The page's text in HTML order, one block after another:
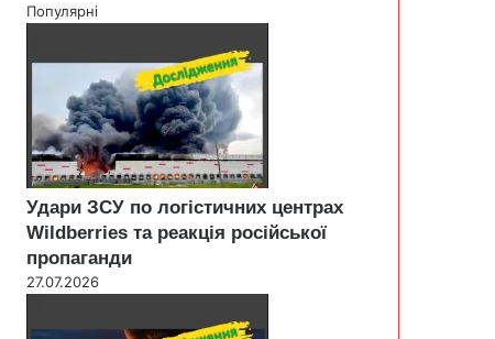
Популярні
Удари ЗСУ по логістичних центрах
Wildberries та реакція російської
пропаганди
27.07.2026